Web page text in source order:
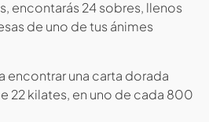
encontarás 24 sobres, llenos
de uno de tus ánimes
encontrar una carta dorada
22 kilates, en uno de cada 800